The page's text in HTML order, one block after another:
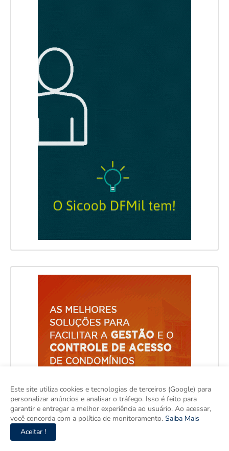
Este site utiliza cookies e tecnologias de terceiros (Google) para
personalizar anúncios e analisar o tráfego. Isso é feito para
garantir e entregar a melhor experiência ao usuário. Ao acessar,
você concorda com a política de monitoramento. Saiba Mais
Aceitar !